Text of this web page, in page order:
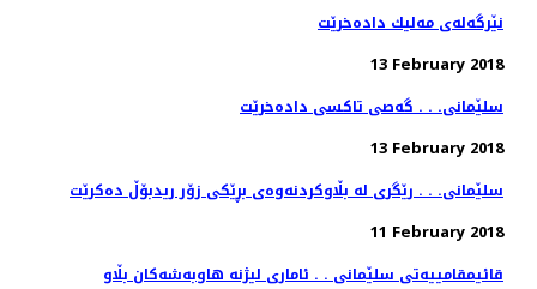
نێرگه‌له‌ی مه‌لیك داده‌خرێت
13 February 2018
سلێمانی. . . گه‌صی تاكسی داده‌خرێت
13 February 2018
سلێمانی. . . رێگری له‌ بڵاوكردنه‌وه‌ی بڕێكی زۆر ریدبۆڵ ده‌كرێت
11 February 2018
قائیمقامییه‌تی سلێمانی . . ئاماری لیژنه‌ هاوبه‌شه‌كان بڵاو